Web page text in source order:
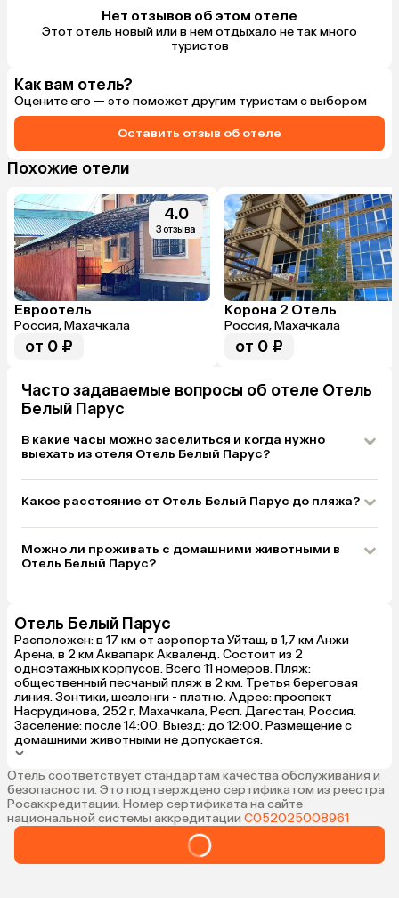
Нет отзывов об этом отеле
Этот отель новый или в нем отдыхало не так много
туристов
Как вам отель?
Оцените его — это поможет другим туристам с выбором
Оставить отзыв об отеле
Похожие отели
4.0
3 отзыва
Евроотель
Россия, Махачкала
от 0 ₽
Корона 2 Отель
Россия, Махачкала
от 0 ₽
Часто задаваемые вопросы об отеле Отель
Белый Парус
В какие часы можно заселиться и когда нужно
выехать из отеля Отель Белый Парус?
Какое расстояние от Отель Белый Парус до пляжа?
Можно ли проживать с домашними животными в
Отель Белый Парус?
Отель Белый Парус
Расположен: в 17 км от аэропорта Уйташ, в 1,7 км Анжи
Арена, в 2 км Аквапарк Акваленд. Состоит из 2
одноэтажных корпусов. Всего 11 номеров. Пляж:
общественный песчаный пляж в 2 км. Третья береговая
линия. Зонтики, шезлонги - платно. Адрес: проспект
Насрудинова, 252 г, Махачкала, Респ. Дагестан, Россия.
Заселение: после 14:00. Выезд: до 12:00. Размещение с
домашними животными не допускается.
Отель соответствует стандартам качества обслуживания и
безопасности. Это подтверждено сертификатом из реестра
Росаккредитации. Номер сертификата на сайте
национальной системы аккредитации С052025008961